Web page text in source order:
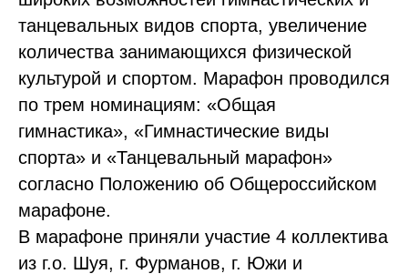
танцевальных видов спорта, увеличение
количества занимающихся физической
культурой и спортом. Марафон проводился
по трем номинациям: «Общая
гимнастика», «Гимнастические виды
спорта» и «Танцевальный марафон»
согласно Положению об Общероссийском
марафоне.
В марафоне приняли участие 4 коллектива
из г.о. Шуя, г. Фурманов, г. Южи и